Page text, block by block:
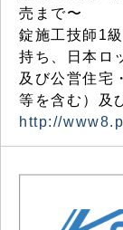
売まで〜
錠施工技師1
持ち、日本ロ
及び公営住宅
等を含む）及
http://